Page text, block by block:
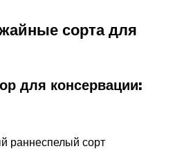
сорта для
для консервации:
раннеспелый сорт